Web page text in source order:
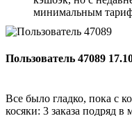
минимальным
Пользователь 47089
Все было гладко, пока с
косяки: 3 заказа подряд